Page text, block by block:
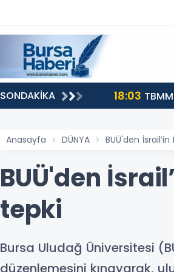
SONDAKİKA 18:03
Anasayfa DÜNYA BUÜ'den
BUÜ'den
tepki
Bursa Uludağ Üniversitesi
düzenlemesini kınayarak,